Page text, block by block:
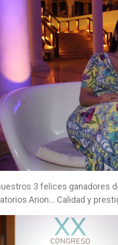
3 felices ganadores
Arion… Calidad y